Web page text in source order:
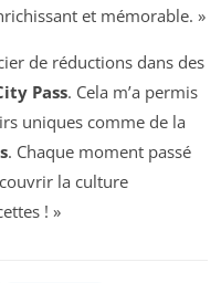
et mémorable. »
de réductions dans des
Pass. Cela m’a permis
uniques comme de la
. Chaque moment passé
la culture
! »